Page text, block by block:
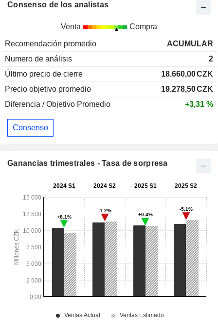
Consenso de los analistas
Venta Compra
Recomendación promedio
ACUMULAR
Numero de análisis
2
Último precio de cierre
18.660,00CZK
Precio objetivo promedio
19.278,50CZK
Diferencia / Objetivo Promedio
+3,31 %
Consenso
Ganancias trimestrales - Tasa de sorpresa